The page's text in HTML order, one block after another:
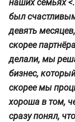
наших семьях
был
девять
скорее
делали, мы
бизнес,
скорее мы
хороша в том,
сразу понял,